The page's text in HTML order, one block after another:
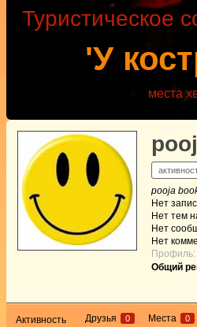
'У
Туристическое
места
pooja
Нет
Нет тем
Нет
Нет
Профиль:
Общий
Активность Друзья 0 Места 0